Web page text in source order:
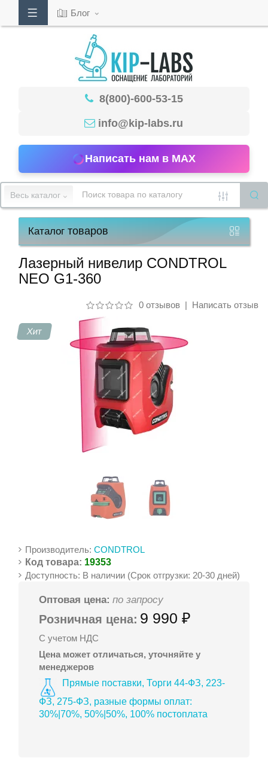
53-
15
работы
Блог
8(800)-600-53-15
info@kip-labs.ru
Написать нам в MAX
Весь каталог
Каталогтоваров
Лазерный нивелир CONDTROL
NEO G1-360
0 отзывов| Написать отзыв
Хит
Производитель:CONDTROL
Код товара: 19353
Доступность: В наличии (Срок отгрузки: 20-30 дней)
Оптовая цена: по запросу
Розничная цена: 9 990 ₽
С учетом НДС
Цена может отличаться, уточняйте у
менеджеров
Прямые поставки, Торги 44-ФЗ, 223-
ФЗ, 275-ФЗ, разные формы оплат:
30%|70%, 50%|50%, 100% постоплата